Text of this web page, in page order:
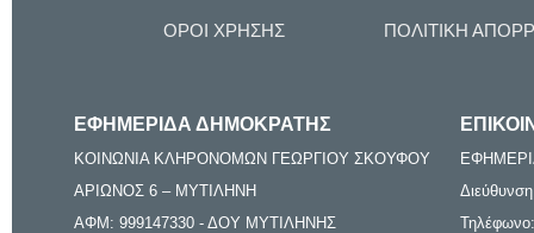
ΟΡΟΙ ΧΡΗΣΗΣ ΠΟΛΙΤΙΚΗ
ΕΦΗΜΕΡΙΔΑ ΔΗΜΟΚΡΑΤΗΣ
ΚΟΙΝΩΝΙΑ ΚΛΗΡΟΝΟΜΩΝ ΓΕΩΡΓΙΟΥ ΣΚΟΥΦΟΥ
ΑΡΙΩΝΟΣ 6 – ΜΥΤΙΛΗΝΗ
ΑΦΜ: 999147330 - ΔΟΥ ΜΥΤΙΛΗΝΗΣ